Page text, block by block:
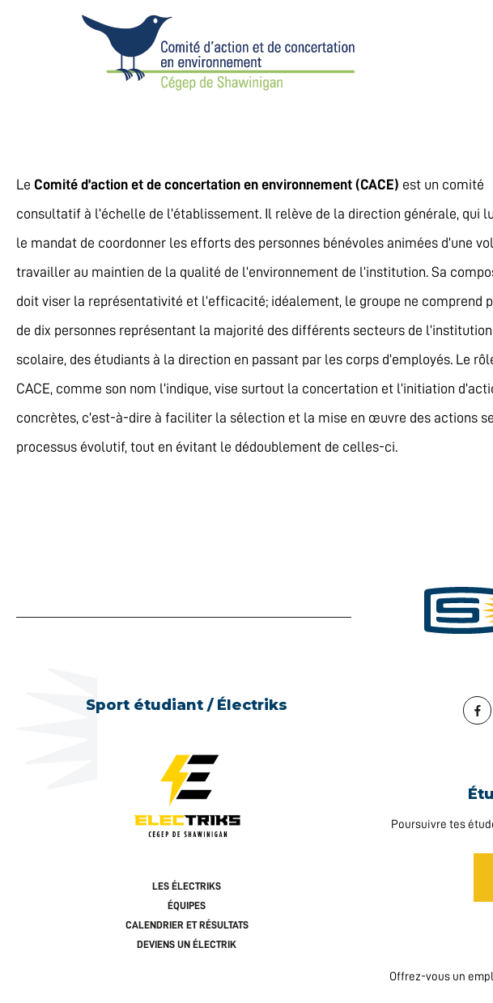
Le Comité d’action et de concertation en environnement (CACE) est un comité
consultatif à l’échelle de l’établissement. Il relève de la direction générale, qui
le mandat de coordonner les efforts des personnes bénévoles animées d’une
travailler au maintien de la qualité de l’environnement de l’institution. Sa
doit viser la représentativité et l’efficacité; idéalement, le groupe ne comprend
de dix personnes représentant la majorité des différents secteurs de l’institution
scolaire, des étudiants à la direction en passant par les corps d’employés. Le
CACE, comme son nom l’indique, vise surtout la concertation et l’initiation
concrètes, c’est-à-dire à faciliter la sélection et la mise en œuvre des actions
processus évolutif, tout en évitant le dédoublement de celles-ci.
Sport étudiant / Électriks
LES ÉLECTRIKS
ÉQUIPES
CALENDRIER ET RÉSULTATS
DEVIENS UN ÉLECTRIK
Poursuivre tes
Offrez-vous un